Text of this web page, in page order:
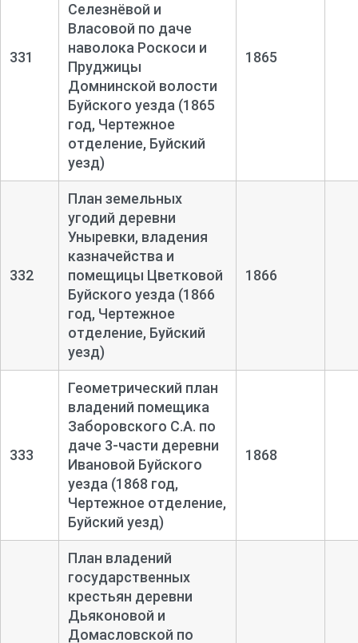
331
Селезнёвой и
Власовой по даче
наволока Роскоси и
Пруджицы
Домнинской волости
Буйского уезда (1865
год, Чертежное
отделение, Буйский
уезд)
1865
332
План земельных
угодий деревни
Уныревки, владения
казначейства и
помещицы Цветковой
Буйского уезда (1866
год, Чертежное
отделение, Буйский
уезд)
1866
333
Геометрический план
владений помещика
Заборовского С.А. по
даче 3-части деревни
Ивановой Буйского
уезда (1868 год,
Чертежное отделение,
Буйский уезд)
1868
План владений
государственных
крестьян деревни
Дьяконовой и
Домасловской по